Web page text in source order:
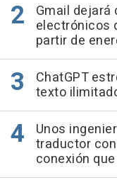
Gmail
electrónicos
partir de
ChatGPT
texto
Unos
traductor
conexión